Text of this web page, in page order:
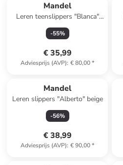
Mandel
Leren teenslippers "Blanca"
zwart
-55%
€ 35,99
Adviesprijs (AVP): € 80,00*
Mandel
Leren slippers "Alberto" beige
-56%
€ 38,99
Adviesprijs (AVP): € 90,00*